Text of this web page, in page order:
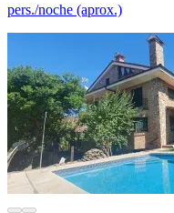
pers./noche (aprox.)